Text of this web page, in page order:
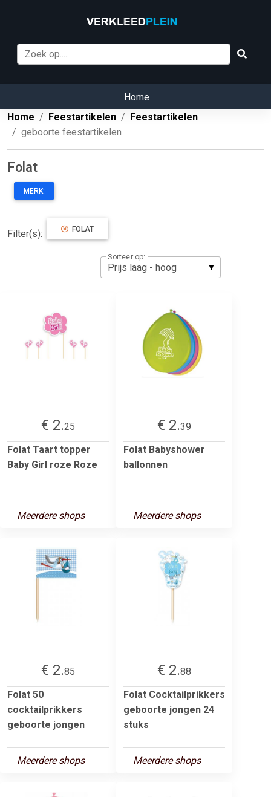
Home
Home
Feestartikelen
Feestartikelen
geboorte feestartikelen
Folat
MERK:
Filter(s): FOLAT
Sorteer op:
€ 2.25
Folat Taart topper
Baby Girl roze Roze
Meerdere shops
€ 2.39
Folat Babyshower
ballonnen
Meerdere shops
€ 2.85
Folat 50
cocktailprikkers
geboorte jongen
Meerdere shops
€ 2.88
Folat Cocktailprikkers
geboorte jongen 24
stuks
Meerdere shops